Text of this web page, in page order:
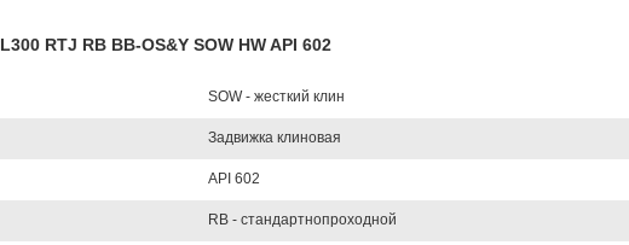
RTJ RB BB-OS&Y SOW HW API 602
SOW - жесткий клин
Задвижка клиновая
API 602
RB - стандартнопроходной